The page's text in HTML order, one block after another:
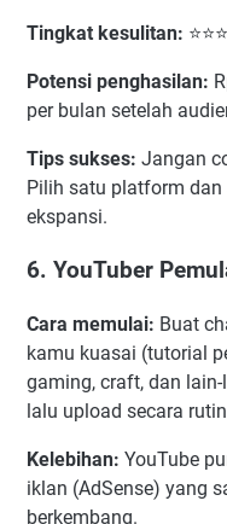
Tingkat kesulitan:
Potensi penghasilan:
per bulan setelah
Tips sukses: Jangan
Pilih satu platform dan
ekspansi.
6. YouTuber
Cara memulai: Buat
kamu kuasai (tutorial
gaming, craft, dan lain-
lalu upload secara
Kelebihan: YouTube
iklan (AdSense) yang
berkembang.